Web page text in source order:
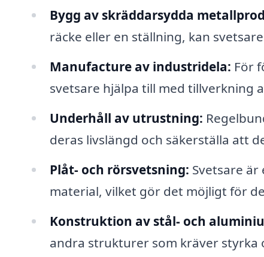
Bygg av skräddarsydda
räcke eller en ställning, kan
Manufacture av industridela: För
svetsare hjälpa till med tillverkning
Underhåll av utrustning:
deras livslängd och säkerställa att
Plåt- och rörsvetsning: Svetsare
material, vilket gör det möjligt för
Konstruktion av stål- och
andra strukturer som kräver styrka